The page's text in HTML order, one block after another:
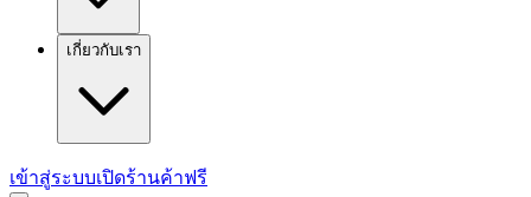
เกี่ยวกับเรา
เข้าสู่ระบบเปิดร้านค้าฟรี